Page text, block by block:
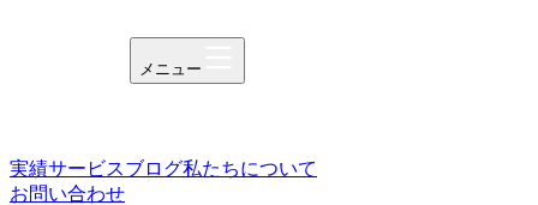
メニュー
実績サービスブログ私たちについて
お問い合わせ